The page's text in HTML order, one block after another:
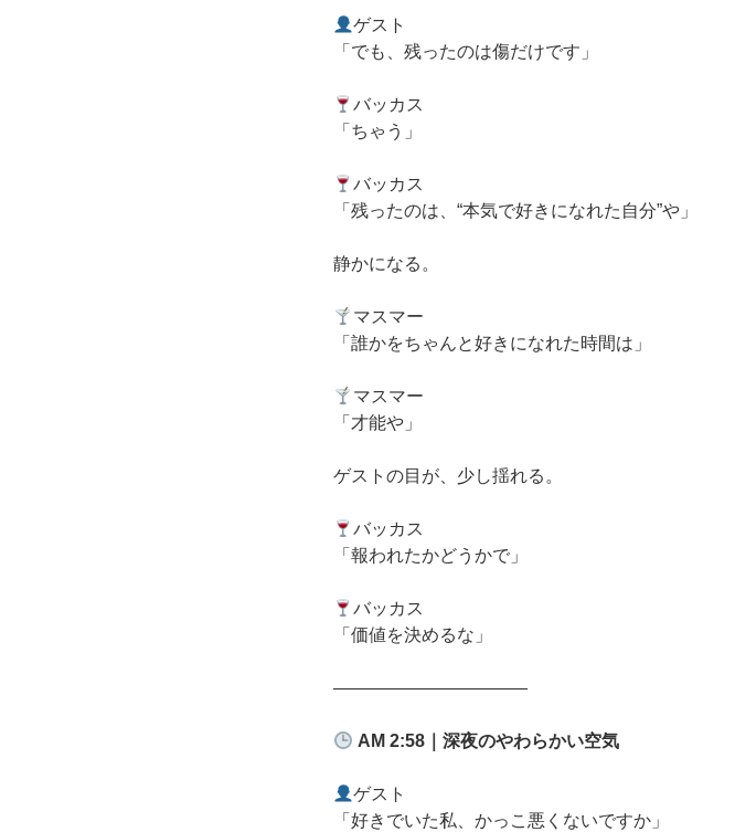
ゲスト
「でも、残ったのは傷だけです」
バッカス
「ちゃう」
バッカス
「残ったのは、“本気で好きになれた自分”や」
静かになる。
マスマー
「誰かをちゃんと好きになれた時間は」
マスマー
「才能や」
ゲストの目が、少し揺れる。
バッカス
「報われたかどうかで」
バッカス
「価値を決めるな」
―――――――――――
AM 2:58 ｜深夜のやわらかい空気
ゲスト
「好きでいた私、かっこ悪くないですか」